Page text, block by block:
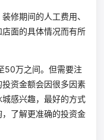
修期间的人工费用、
面的具体情况而有所
50万之间。但需要注
资金额会因很多因素
感兴趣，最好的方式
了解更准确的投资金